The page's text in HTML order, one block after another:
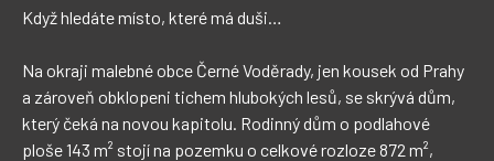
Když hledáte místo, které má duši…
Na okraji malebné obce Černé Voděrady, jen kousek od Prahy
a zároveň obklopeni tichem hlubokých lesů, se skrývá dům,
který čeká na novou kapitolu. Rodinný dům o podlahové
ploše 143 m² stojí na pozemku o celkové rozloze 872 m²,